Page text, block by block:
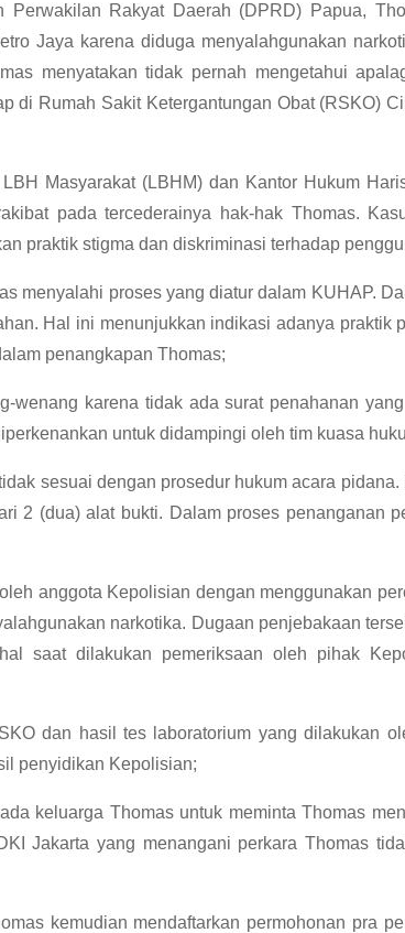
Rakyat Daerah (DPRD) Papua,
Jaya karena diduga menyalahgunakan
menyatakan tidak pernah mengetahui
di Rumah Sakit Ketergantungan Obat (RSKO)
Masyarakat (LBHM) dan Kantor Hukum
pada tercederainya hak-hak Thomas.
praktik stigma dan diskriminasi terhadap
menyalahi proses yang diatur dalam KUHAP.
Hal ini menunjukkan indikasi adanya
penangkapan Thomas;
wenang karena tidak ada surat penahanan
untuk didampingi oleh tim kuasa
sesuai dengan prosedur hukum acara
2 (dua) alat bukti. Dalam proses penanganan
anggota Kepolisian dengan menggunakan
narkotika. Dugaan penjebakaan
saat dilakukan pemeriksaan oleh pihak
dan hasil tes laboratorium yang dilakukan
penyidikan Kepolisian;
keluarga Thomas untuk meminta Thomas
Jakarta yang menangani perkara Thomas
kemudian mendaftarkan permohonan pra